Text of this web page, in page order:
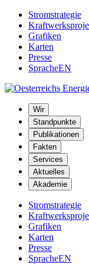
Stromstrategie
Grafiken
Karten
Presse
SpracheEN
Wir
Standpunkte
Publikationen
Fakten
Services
Aktuelles
Akademie
Stromstrategie
Grafiken
Karten
Presse
SpracheEN